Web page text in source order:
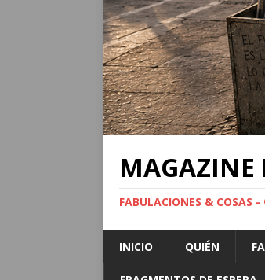
MAGAZINE
FABULACIONES & COSAS
INICIO QUIÉN